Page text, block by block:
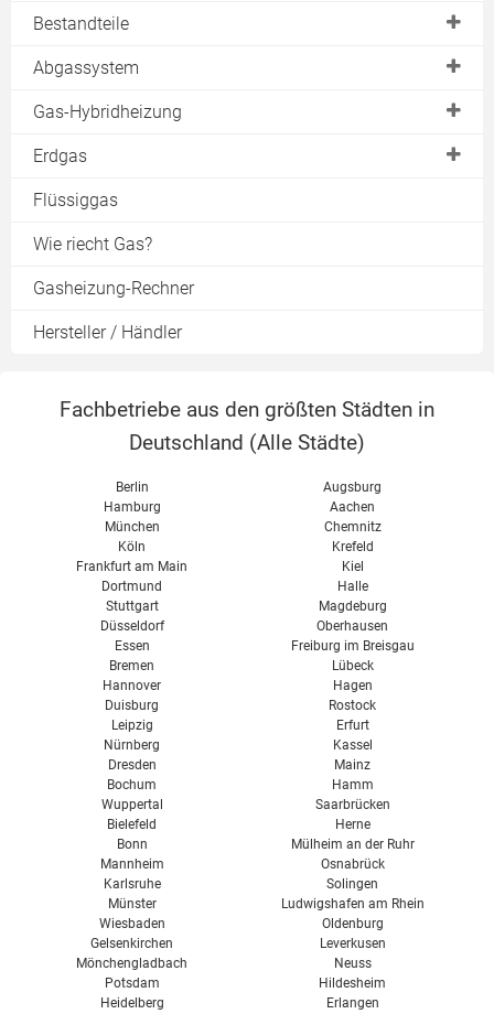
Download
Gaspreise
Verbrauch
Spar-Tipps
Bestandteile
Heizkessel
Brenner
Pufferspeicher
Abgassystem
Kondensatablauf
Abgasleitung
Raumluftunabhängig
Sanierungskosten
Schornsteinfeger
Gas-Hybridheizung
Gas mit Solarthermie
Hybrid-Wärmepumpe
Erdgas
Bioerdgas
Heizen mit Gas
Flüssiggas
Wie riecht Gas?
Gasheizung-Rechner
Hersteller / Händler
Fachbetriebe aus den größten Städten in
Deutschland (Alle Städte)
Berlin
Hamburg
München
Köln
Frankfurt am Main
Dortmund
Stuttgart
Düsseldorf
Essen
Bremen
Hannover
Duisburg
Leipzig
Nürnberg
Dresden
Bochum
Wuppertal
Bielefeld
Bonn
Mannheim
Karlsruhe
Münster
Wiesbaden
Gelsenkirchen
Mönchengladbach
Augsburg
Aachen
Chemnitz
Krefeld
Kiel
Halle
Magdeburg
Oberhausen
Freiburg im Breisgau
Lübeck
Hagen
Rostock
Erfurt
Kassel
Mainz
Hamm
Saarbrücken
Herne
Mülheim an der Ruhr
Osnabrück
Solingen
Ludwigshafen am Rhein
Oldenburg
Leverkusen
Neuss
Potsdam
Heidelberg
Hildesheim
Erlangen